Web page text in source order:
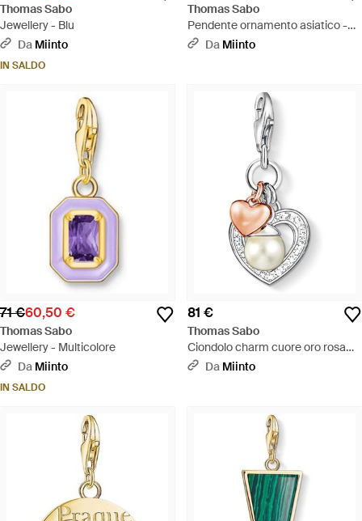
Thomas Sabo
Jewellery - Blu
Da Miinto
IN SALDO
Thomas Sabo
Pendente ornamento asiatico -
Metallizzato
Da Miinto
71 €60,50 €
Thomas Sabo
Jewellery - Multicolore
Da Miinto
IN SALDO
81 €
Thomas Sabo
Ciondolo charm cuore oro rosa
argento sterling - Metallizzato
Da Miinto